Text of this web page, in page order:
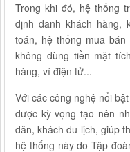
Trong khi đó, hệ thống
định danh khách hàng,
toán, hệ thống mua
không dùng tiền mặt tích
hàng, ví điện tử..‏‏.
Với các công nghệ nổi
được kỳ vọng tạo nên
dân, khách du lịch, giúp
hệ thống này do Tập